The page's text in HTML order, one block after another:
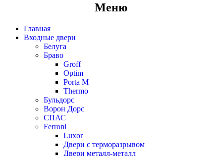
Меню
Главная
Входные двери
Белуга
Браво
Groff
Optim
Porta М
Thermo
Бульдорс
Ворон Дорс
СПАС
Ferroni
Luxor
Двери с терморазрывом
Двери металл-металл